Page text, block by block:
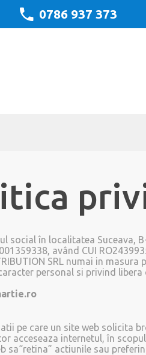
0786 937 373
social în localitatea Suceava,
, având CUI
SRL numai in
personal si privind
pe care un site web solicita
acceseaza internetul, în
sa“retina” actiunile sau